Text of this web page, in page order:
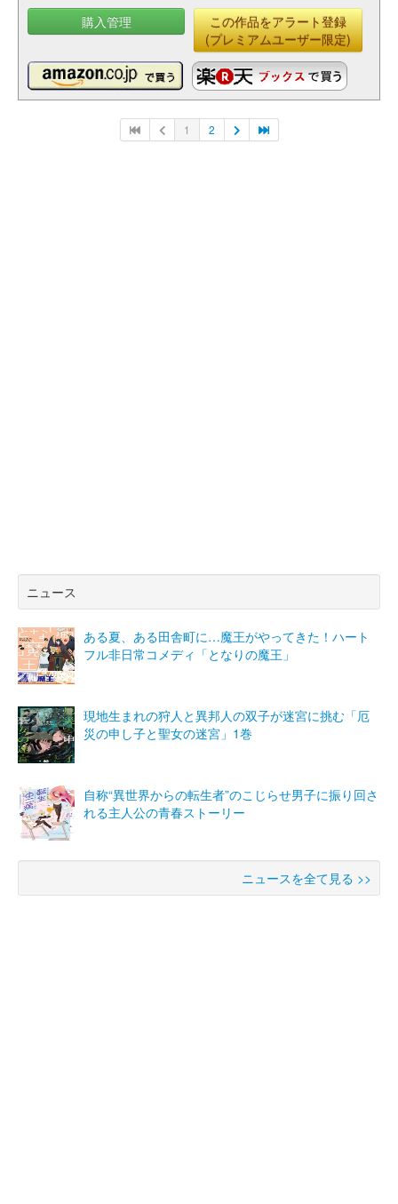
購入管理
この作品をアラート登録
(プレミアムユーザー限定)
1 2
ニュース
ある夏、ある田舎町に…魔王がやってきた！ハート
フル非日常コメディ「となりの魔王」
現地生まれの狩人と異邦人の双子が迷宮に挑む「厄
災の申し子と聖女の迷宮」1巻
自称“異世界からの転生者”のこじらせ男子に振り回さ
れる主人公の青春ストーリー
ニュースを全て見る >>